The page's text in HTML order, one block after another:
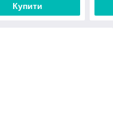
Купити